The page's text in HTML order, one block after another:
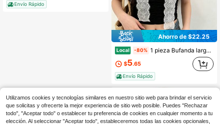
Envío Rápido
Ahorro de $22.25
Local -80% 1 pieza Bufanda larga de cuello envolvente con patrón de encaje francés, flecos de pestañas y borde ondulado, accesorio suave y femenino para uso diario, atuendo de calle, picnic y sesiones de fotos
$5.65
Envío Rápido
Utilizamos cookies y tecnologías similares en nuestro sitio web para brindar el servicio
que solicitas y ofrecerte la mejor experiencia de sitio web posible. Puedes "Rechazar
todo", "Aceptar todo" o establecer tu preferencia de cookies en cualquier momento a tu
elección. Al seleccionar "Aceptar todo", estableceremos todas las cookies opcionales,